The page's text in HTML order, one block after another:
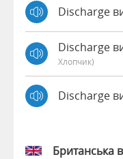
Discharge
Discharge
Хлопчик)
Discharge
Британська